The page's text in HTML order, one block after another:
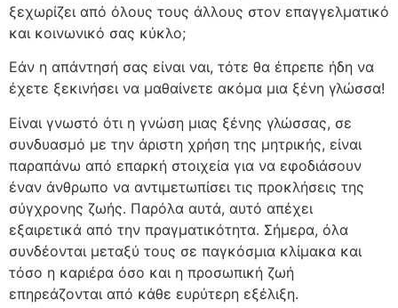
ξεχωρίζει από όλους τους άλλους στον επαγγελματικό
και κοινωνικό σας κύκλο;
Εάν η απάντησή σας είναι ναι, τότε θα έπρεπε ήδη να
έχετε ξεκινήσει να μαθαίνετε ακόμα μια ξένη γλώσσα!
Είναι γνωστό ότι η γνώση μιας ξένης γλώσσας, σε
συνδυασμό με την άριστη χρήση της μητρικής, είναι
παραπάνω από επαρκή στοιχεία για να εφοδιάσουν
έναν άνθρωπο να αντιμετωπίσει τις προκλήσεις της
σύγχρονης ζωής. Παρόλα αυτά, αυτό απέχει
εξαιρετικά από την πραγματικότητα. Σήμερα, όλα
συνδέονται μεταξύ τους σε παγκόσμια κλίμακα και
τόσο η καριέρα όσο και η προσωπική ζωή
επηρεάζονται από κάθε ευρύτερη εξέλιξη.